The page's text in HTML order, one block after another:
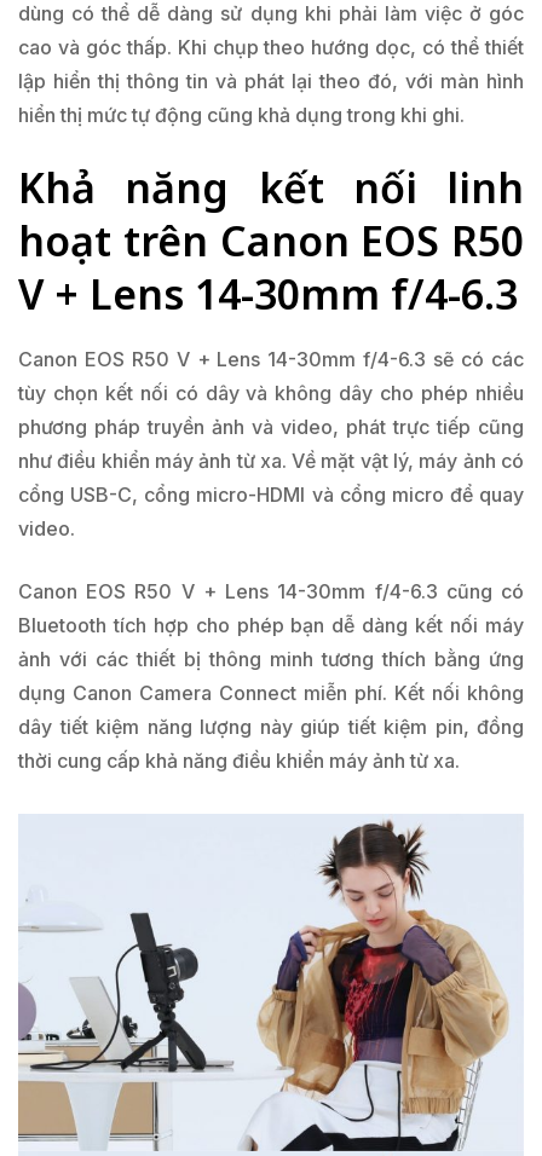
dùng có thể dễ dàng sử dụng khi phải làm việc ở góc
cao và góc thấp. Khi chụp theo hướng dọc, có thể thiết
lập hiển thị thông tin và phát lại theo đó, với màn hình
hiển thị mức tự động cũng khả dụng trong khi ghi.
Khả năng kết nối linh
hoạt trên Canon EOS R50
V + Lens 14-30mm f/4-6.3
Canon EOS R50 V + Lens 14-30mm f/4-6.3 sẽ có các
tùy chọn kết nối có dây và không dây cho phép nhiều
phương pháp truyền ảnh và video, phát trực tiếp cũng
như điều khiển máy ảnh từ xa. Về mặt vật lý, máy ảnh có
cổng USB-C, cổng micro-HDMI và cổng micro để quay
video.
Canon EOS R50 V + Lens 14-30mm f/4-6.3 cũng có
Bluetooth tích hợp cho phép bạn dễ dàng kết nối máy
ảnh với các thiết bị thông minh tương thích bằng ứng
dụng Canon Camera Connect miễn phí. Kết nối không
dây tiết kiệm năng lượng này giúp tiết kiệm pin, đồng
thời cung cấp khả năng điều khiển máy ảnh từ xa.